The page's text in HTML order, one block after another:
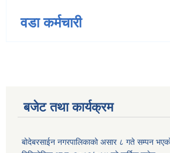
वडा कर्मचारी
बजेट तथा कार्यक्रम
बोदेबरसाईन नगरपालिकाको असार ८ गते सम्पन